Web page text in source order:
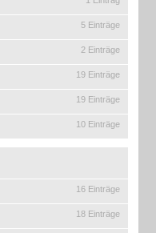
5 Einträge
2 Einträge
19 Einträge
19 Einträge
10 Einträge
16 Einträge
18 Einträge